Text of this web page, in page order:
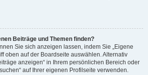
Beiträge und Themen finden?
Sie sich anzeigen lassen, indem Sie „Eigene
oben auf der Boardseite auswählen. Alternativ
anzeigen“ in Ihrem persönlichen Bereich oder
auf Ihrer eigenen Profilseite verwenden.